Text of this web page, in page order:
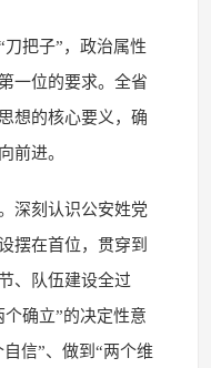
把子”，政治属性
一位的要求。全省
想的核心要义，确
前进。
深刻认识公安姓党
摆在首位，贯穿到
、队伍建设全过
确立”的决定性意
信”、做到“两个维